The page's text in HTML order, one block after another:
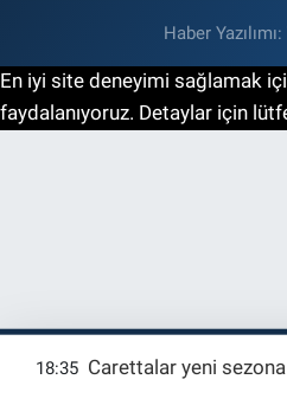
Haber Yazılımı:
En iyi site deneyimi sağlamak
faydalanıyoruz. Detaylar için
18:35 Carettalar yeni sezona